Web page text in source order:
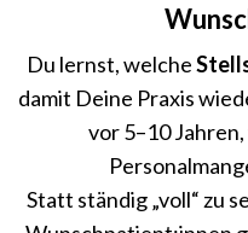
Du lernst, welche
damit Deine Praxis
vor 5–10
Statt ständig „voll“ zu